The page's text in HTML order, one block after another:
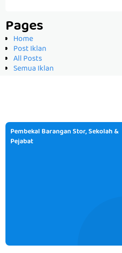
Pages
Home
Post Iklan
All Posts
Semua Iklan
Pembekal Barangan Stor, Sekolah &
Pejabat